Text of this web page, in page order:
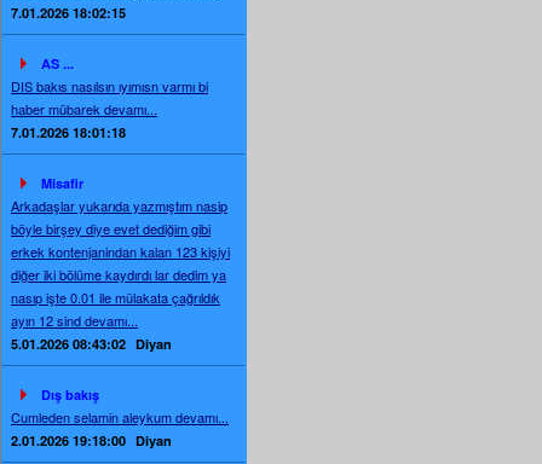
7.01.2026 18:02:15
AS ...
DIS bakıs nasılsın ıyımısn varmı bi
haber mübarek devamı...
7.01.2026 18:01:18
Misafir
Arkadaşlar yukarıda yazmıştım nasip
böyle birşey diye evet dediğim gibi
erkek kontenjanindan kalan 123 kişiyi
diğer iki bölüme kaydırdı lar dedim ya
nasıp işte 0.01 ile mülakata çağrıldık
ayın 12 sind devamı...
5.01.2026 08:43:02 Diyan
Dış bakış
Cumleden selamin aleykum devamı...
2.01.2026 19:18:00 Diyan